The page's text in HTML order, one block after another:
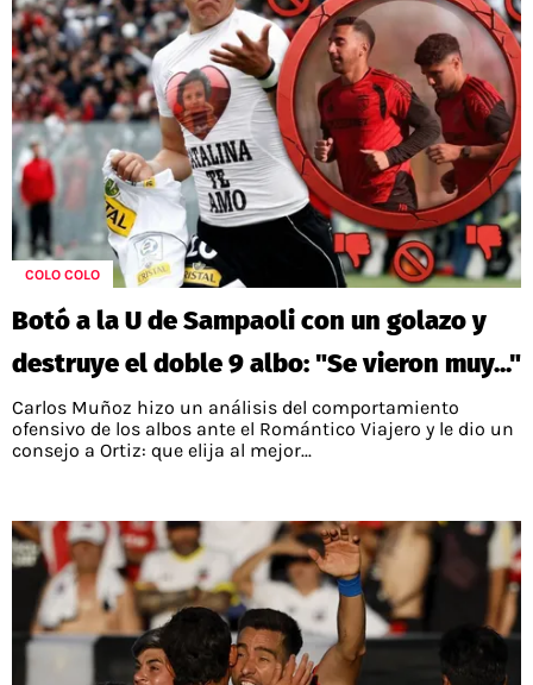
COLO COLO
Botó a la U de Sampaoli con un golazo y
destruye el doble 9 albo: "Se vieron muy..."
Carlos Muñoz hizo un análisis del comportamiento
ofensivo de los albos ante el Romántico Viajero y le dio un
consejo a Ortiz: que elija al mejor...